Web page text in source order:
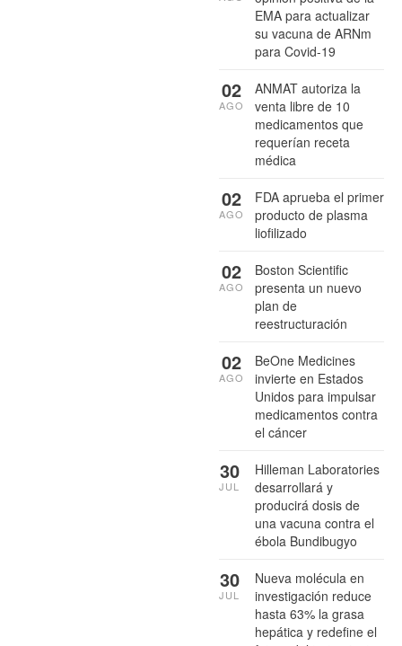
EMA para actualizar
su vacuna de ARNm
para Covid-19
ANMAT autoriza la
venta libre de 10
medicamentos que
requerían receta
médica
02
AGO
FDA aprueba el primer
producto de plasma
liofilizado
02
AGO
Boston Scientific
presenta un nuevo
plan de
reestructuración
02
AGO
BeOne Medicines
invierte en Estados
Unidos para impulsar
medicamentos contra
el cáncer
02
AGO
Hilleman Laboratories
desarrollará y
producirá dosis de
una vacuna contra el
ébola Bundibugyo
30
JUL
Nueva molécula en
investigación reduce
hasta 63% la grasa
hepática y redefine el
30
JUL